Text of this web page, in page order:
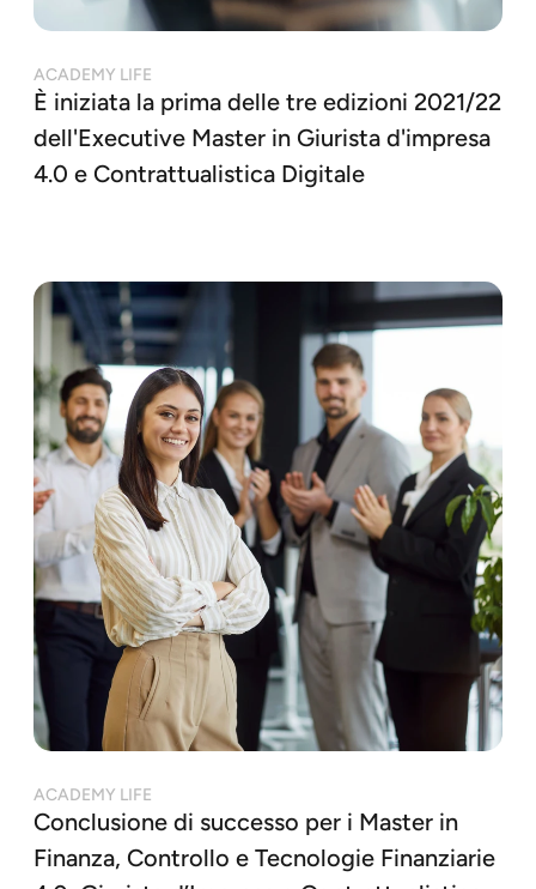
ACADEMY LIFE
È iniziata la prima delle tre edizioni 2021/22
dell'Executive Master in Giurista d'impresa
4.0 e Contrattualistica Digitale
ACADEMY LIFE
Conclusione di successo per i Master in
Finanza, Controllo e Tecnologie Finanziarie